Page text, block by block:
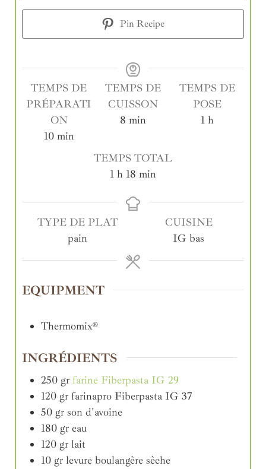
Pin Recipe
TEMPS DE
PRÉPARATI
ON
10 min
TEMPS DE
CUISSON
8 min
TEMPS DE
POSE
1 h
TEMPS TOTAL
1 h 18 min
TYPE DE PLAT
pain
CUISINE
IG bas
EQUIPMENT
Thermomix®
INGRÉDIENTS
250 gr farine Fiberpasta IG 29
120 gr farinapro Fiberpasta IG 37
50 gr son d'avoine
180 gr eau
120 gr lait
10 gr levure boulangère sèche